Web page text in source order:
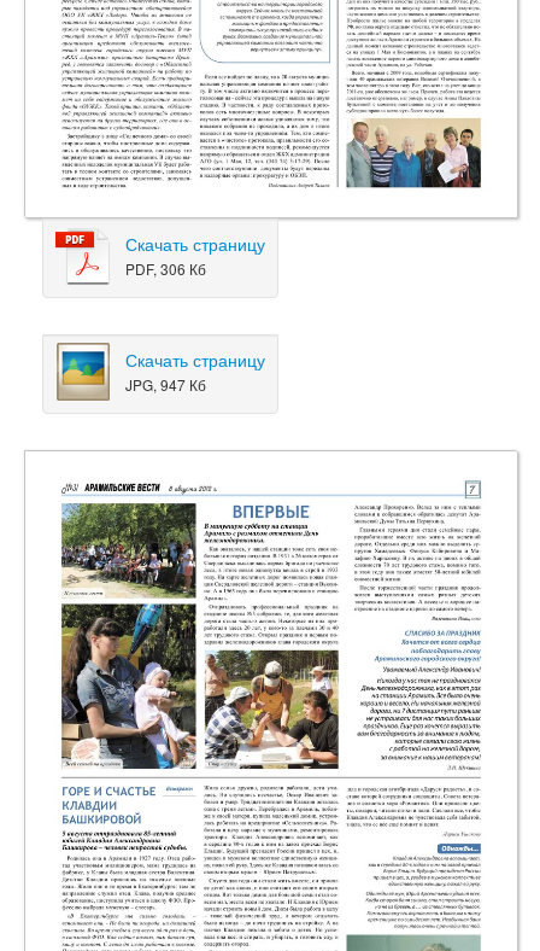
Скачать страницу
PDF, 306 Кб
Скачать страницу
JPG, 947 Кб